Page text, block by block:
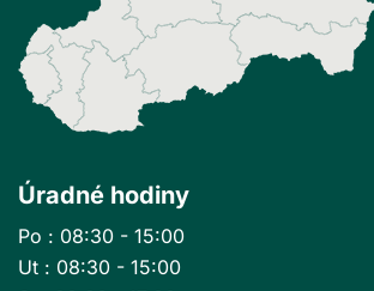
Úradné hodiny
Po : 08:30 - 15:00
Ut : 08:30 - 15:00